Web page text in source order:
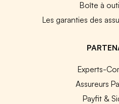
Boîte à
Les garanties des
Experts-
Assureurs
Payfit &